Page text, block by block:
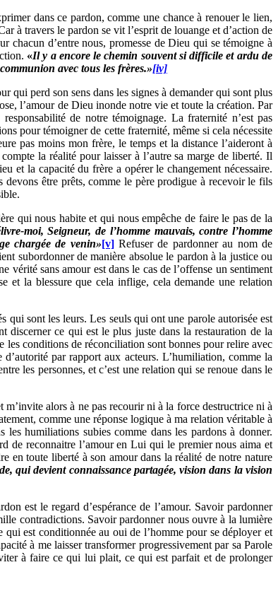
dans ce pardon, comme une chance à renouer le lien,
à travers le pardon se vit l’esprit de louange et d’action de
chacun d’entre nous, promesse de Dieu qui se témoigne à
«Il y a encore le chemin souvent si difficile et ardu de
avec tous les frères.»[iv]
qui perd son sens dans les signes à demander qui sont plus
l’amour de Dieu inonde notre vie et toute la création. Par
de notre témoignage. La fraternité n’est pas
pour témoigner de cette fraternité, même si cela nécessite
pas moins mon frère, le temps et la distance l’aideront à
la réalité pour laisser à l’autre sa marge de liberté. Il
et la capacité du frère a opérer le changement nécessaire.
être prêts, comme le père prodigue à recevoir le fils
qui nous habite et qui nous empêche de faire le pas de la
moi, Seigneur, de l’homme mauvais, contre l’homme
chargée de venin»[v]Refuser de pardonner au nom de
subordonner de manière absolue le pardon à la justice ou
sans amour est dans le cas de l’offense un sentiment
et la blessure que cela inflige, cela demande une relation
qui sont les leurs. Les seuls qui ont une parole autorisée est
discerner ce qui est le plus juste dans la restauration de la
les conditions de réconciliation sont bonnes pour relire avec
par rapport aux acteurs. L’humiliation, comme la
les personnes, et c’est une relation qui se renoue dans le
alors à ne pas recourir ni à la force destructrice ni à
comme une réponse logique à ma relation véritable à
humiliations subies comme dans les pardons à donner.
de reconnaitre l’amour en Lui qui le premier nous aima et
en toute liberté à son amour dans la réalité de notre nature
qui devient connaissance partagée, vision dans la vision
est le regard d’espérance de l’amour. Savoir pardonner
contradictions. Savoir pardonner nous ouvre à la lumière
est conditionnée au oui de l’homme pour se déployer et
à me laisser transformer progressivement par sa Parole
à faire ce qui lui plait, ce qui est parfait et de prolonger